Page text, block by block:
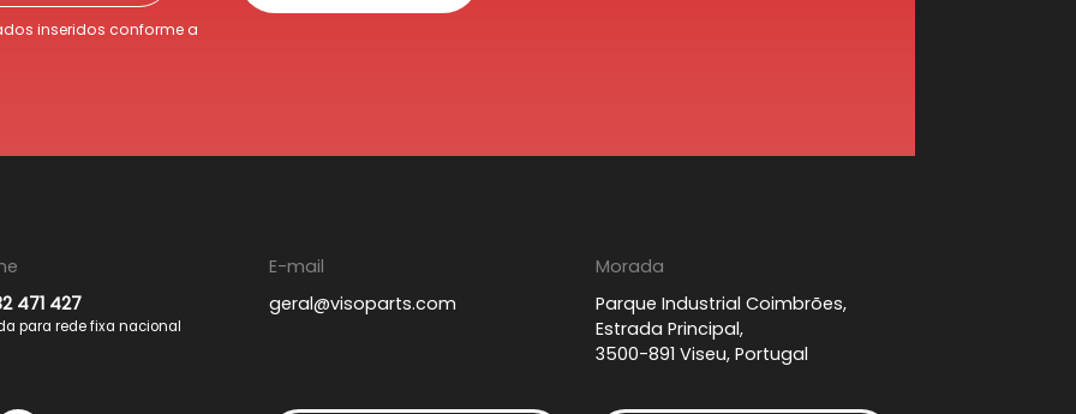
inseridos conforme a
471 427
para rede fixa nacional
E-mail
geral@visoparts.com
Morada
Parque Industrial Coimbrões,
Estrada Principal,
3500-891 Viseu, Portugal